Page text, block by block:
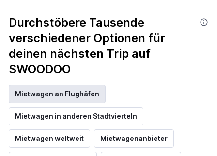
Durchstöbere Tausende
verschiedener Optionen für
deinen nächsten Trip auf
SWOODOO
Mietwagen an Flughäfen
Mietwagen in anderen Stadtvierteln
Mietwagen weltweit Mietwagenanbieter